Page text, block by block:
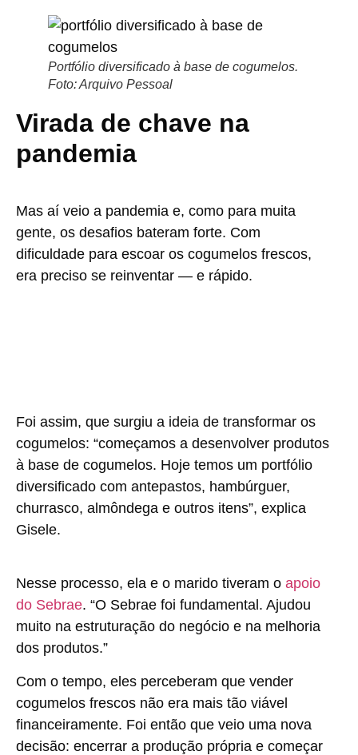
Portfólio diversificado à base de cogumelos.
Foto: Arquivo Pessoal
Virada de chave na
pandemia
Mas aí veio a pandemia e, como para muita
gente, os desafios bateram forte. Com
dificuldade para escoar os cogumelos frescos,
era preciso se reinventar — e rápido.
Foi assim, que surgiu a ideia de transformar os
cogumelos: “começamos a desenvolver produtos
à base de cogumelos. Hoje temos um portfólio
diversificado com antepastos, hambúrguer,
churrasco, almôndega e outros itens”, explica
Gisele.
Nesse processo, ela e o marido tiveram o apoio
do Sebrae. “O Sebrae foi fundamental. Ajudou
muito na estruturação do negócio e na melhoria
dos produtos.”
Com o tempo, eles perceberam que vender
cogumelos frescos não era mais tão viável
financeiramente. Foi então que veio uma nova
decisão: encerrar a produção própria e começar